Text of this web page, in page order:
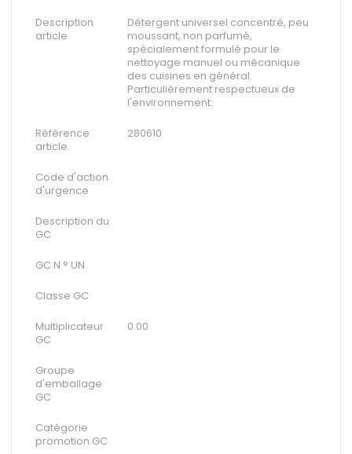
Description
article
Détergent universel concentré, peu
moussant, non parfumé,
spécialement formulé pour le
nettoyage manuel ou mécanique
des cuisines en général.
Particulièrement respectueux de
l'environnement.
Référence
article
280610
Code d'action
d'urgence
Description du
GC
GC N ° UN
Classe GC
Multiplicateur
GC
0.00
Groupe
d'emballage
GC
Catégorie
promotion GC